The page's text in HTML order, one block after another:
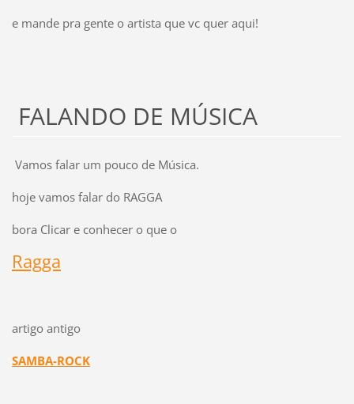
e mande pra gente o artista que vc quer aqui!
FALANDO DE MÚSICA
Vamos falar um pouco de Música.
hoje vamos falar do RAGGA
bora Clicar e conhecer o que o
Ragga
artigo antigo
SAMBA-ROCK